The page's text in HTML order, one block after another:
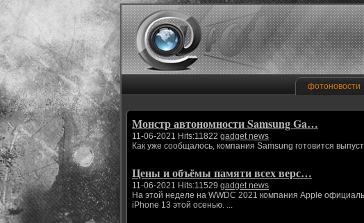
фотоновости
Монстр автономности Samsung Ga…
11-06-2021 Hits:11822 gadget news
Как уже сообщалось, компания Samsung готовится
Цены и объёмы памяти всех верс…
11-06-2021 Hits:11529 gadget news
На этой неделе на WWDC 2021 компания Apple
iPhone 13 этой осенью. ...